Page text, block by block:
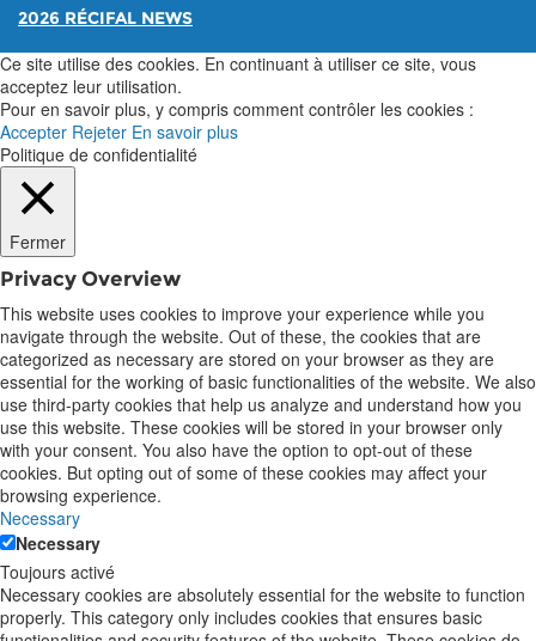
2026 RÉCIFAL NEWS
Ce site utilise des cookies. En continuant à utiliser ce site, vous
acceptez leur utilisation.
Pour en savoir plus, y compris comment contrôler les cookies :
Accepter Rejeter En savoir plus
Politique de confidentialité
Fermer
Privacy Overview
This website uses cookies to improve your experience while you
navigate through the website. Out of these, the cookies that are
categorized as necessary are stored on your browser as they are
essential for the working of basic functionalities of the website. We also
use third-party cookies that help us analyze and understand how you
use this website. These cookies will be stored in your browser only
with your consent. You also have the option to opt-out of these
cookies. But opting out of some of these cookies may affect your
browsing experience.
Necessary
Necessary
Toujours activé
Necessary cookies are absolutely essential for the website to function
properly. This category only includes cookies that ensures basic